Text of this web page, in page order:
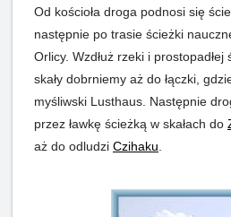
Od kościoła droga podnosi się
następnie po trasie ścieżki
Orlicy. Wzdłuż rzeki i
skały dobrniemy aż do łączki,
myśliwski Lusthaus. Następnie
przez ławkę ścieżką w skałach do
aż do odludzi Czihaku